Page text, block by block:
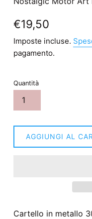
Prezzo
listino
€19,50
Imposte incluse.
pagamento.
Quantità
AGGIUNGI AL
Cartello in metallo